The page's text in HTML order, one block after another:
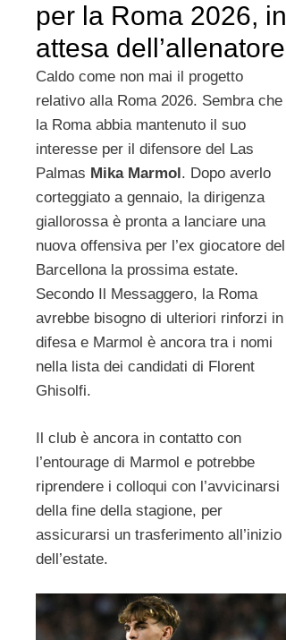
per la Roma 2026, in
attesa dell’allenatore
Caldo come non mai il progetto
relativo alla Roma 2026. Sembra che
la Roma abbia mantenuto il suo
interesse per il difensore del Las
Palmas Mika Marmol . Dopo averlo
corteggiato a gennaio, la dirigenza
giallorossa è pronta a lanciare una
nuova offensiva per l’ex giocatore del
Barcellona la prossima estate.
Secondo Il Messaggero, la Roma
avrebbe bisogno di ulteriori rinforzi in
difesa e Marmol è ancora tra i nomi
nella lista dei candidati di Florent
Ghisolfi.
Il club è ancora in contatto con
l’entourage di Marmol e potrebbe
riprendere i colloqui con l’avvicinarsi
della fine della stagione, per
assicurarsi un trasferimento all’inizio
dell’estate.